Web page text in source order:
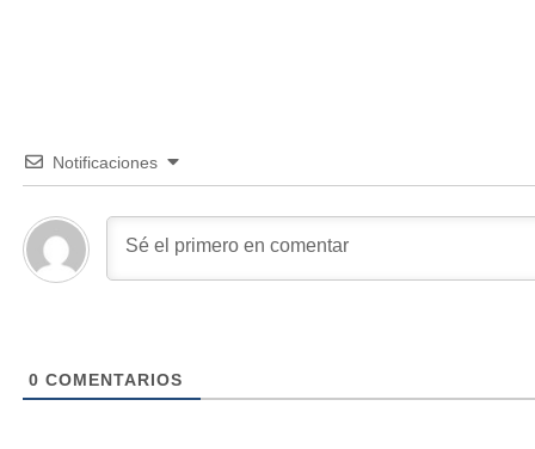
Notificaciones
0 COMENTARIOS